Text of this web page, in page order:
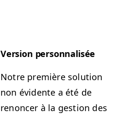
Ver­sion personnalisée
Notre pre­mière solu­tion
non évi­dente a été de
renon­cer à la ges­tion des